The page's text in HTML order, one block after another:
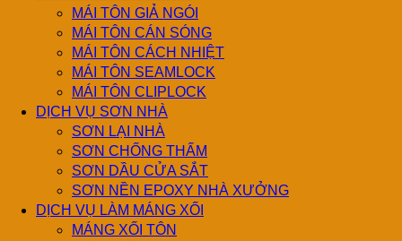
Máng Xối Chuyên
Nghiệp – Mái Nhà
Đẹp
MÁI TÔN GIẢ NGÓI
MÁI TÔN CÁN SÓNG
MÁI TÔN CÁCH NHIỆT
MÁI TÔN SEAMLOCK
MÁI TÔN CLIPLOCK
DỊCH VỤ SƠN NHÀ
SƠN LẠI NHÀ
SƠN CHỐNG THẤM
SƠN DẦU CỬA SẮT
SƠN NỀN EPOXY NHÀ XƯỞNG
DỊCH VỤ LÀM MÁNG XỐI
MÁNG XỐI TÔN